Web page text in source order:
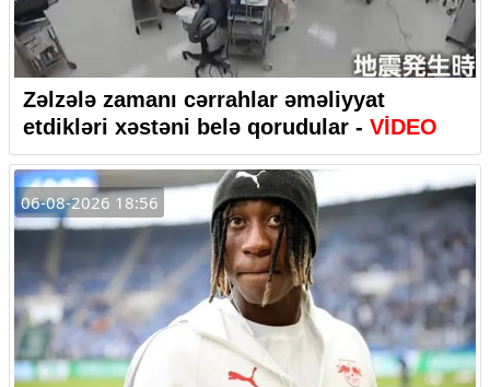
Zəlzələ zamanı cərrahlar əməliyyat
etdikləri xəstəni belə qorudular - VİDEO
06-08-2026 18:56